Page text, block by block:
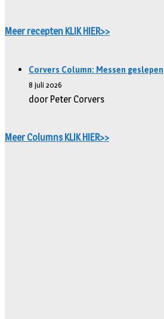
Meer recepten KLIK HIER>>
Corvers Column: Messen geslepen
8 juli 2026
door Peter Corvers
Meer Columns KLIK HIER>>